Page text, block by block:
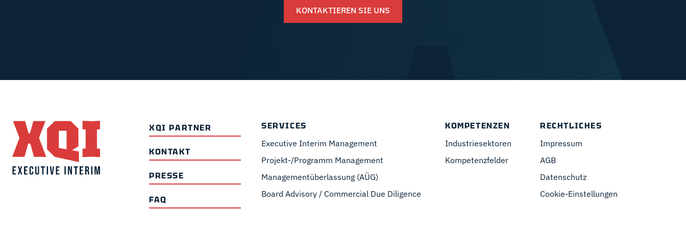
KONTAKTIEREN SIE UNS
XQI PARTNER
KONTAKT
PRESSE
FAQ
SERVICES
Executive Interim Management
Projekt-/Programm Management
Managementüberlassung (AÜG)
Board Advisory / Commercial Due Diligence
KOMPETENZEN
Industriesektoren
Kompetenzfelder
RECHTLICHES
Impressum
AGB
Datenschutz
Cookie-Einstellungen